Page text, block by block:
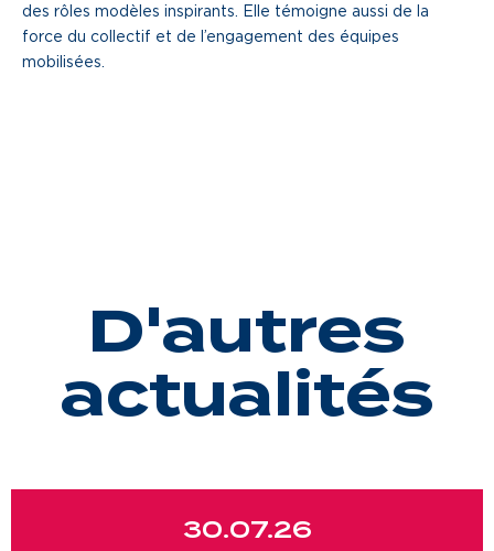
des rôles modèles inspirants. Elle témoigne aussi de la
force du collectif et de l’engagement des équipes
mobilisées.
D'autres
actualités
30.07.26